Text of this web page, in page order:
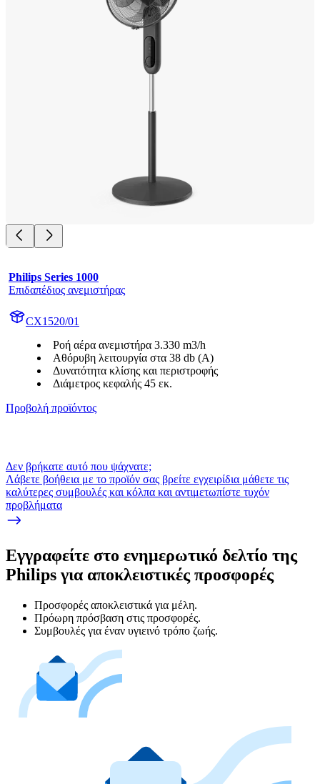
Philips Series 1000
Επιδαπέδιος ανεμιστήρας
CX1520/01
Ροή αέρα ανεμιστήρα 3.330 m3/h
Αθόρυβη λειτουργία στα 38 db (A)
Δυνατότητα κλίσης και περιστροφής
Διάμετρος κεφαλής 45 εκ.
Προβολή προϊόντος
Δεν βρήκατε αυτό που ψάχνατε;
Λάβετε βοήθεια με το προϊόν σας βρείτε εγχειρίδια μάθετε τις
καλύτερες συμβουλές και κόλπα και αντιμετωπίστε τυχόν
προβλήματα
Εγγραφείτε στο ενημερωτικό δελτίο της
Philips για αποκλειστικές προσφορές
Προσφορές αποκλειστικά για μέλη.
Πρόωρη πρόσβαση στις προσφορές.
Συμβουλές για έναν υγιεινό τρόπο ζωής.